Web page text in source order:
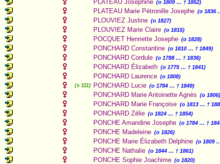
PLATEAU Joséphine (o 1809 … † 1852)
PLATEAU Marie Pétronille Josephe (o 1836
PLOUVIEZ Justine (o 1827)
PLOUVIEZ Marie Claire (o 1815)
POCQUET Henriette Josephe (o 1828)
PONCHARD Constantine (o 1810 … † 1849)
PONCHARD Cordule (o 1788 … † 1836)
PONCHARD Élizabeth (o 1775 … † 1841)
PONCHARD Laurence (o 1808)
(s 111) PONCHARD Lucie (o 1784 … † 1849)
PONCHARD Marie Antoinette Agnès (o
PONCHARD Marie Françoise (o 1813 … †
PONCHARD Zélie (o 1824 … † 1854)
PONCHE Amandine Josephe (o 1784 … †
PONCHE Madeleine (o 1826)
PONCHE Marie Élizabeth Delphine (o 1809
PONCHE Nathalie (o 1844 … † 1861)
PONCHE Sophie Joachime (o 1820)